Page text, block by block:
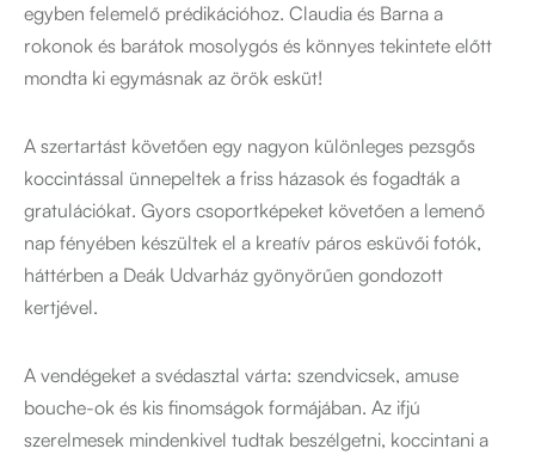
egyben felemelő prédikációhoz. Claudia és Barna a
rokonok és barátok mosolygós és könnyes tekintete előtt
mondta ki egymásnak az örök esküt!
A szertartást követően egy nagyon különleges pezsgős
koccintással ünnepeltek a friss házasok és fogadták a
gratulációkat. Gyors csoportképeket követően a lemenő
nap fényében készültek el a kreatív páros esküvői fotók,
háttérben a Deák Udvarház gyönyörűen gondozott
kertjével.
A vendégeket a svédasztal várta: szendvicsek, amuse
bouche-ok és kis finomságok formájában. Az ifjú
szerelmesek mindenkivel tudtak beszélgetni, koccintani a